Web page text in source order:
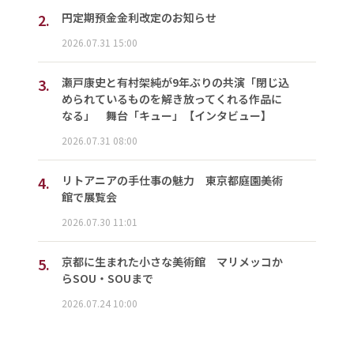
2. 円定期預金金利改定のお知らせ
2026.07.31 15:00
3.
瀬戸康史と有村架純が9年ぶりの共演「閉じ込
められているものを解き放ってくれる作品に
なる」 舞台「キュー」【インタビュー】
2026.07.31 08:00
4.
リトアニアの手仕事の魅力 東京都庭園美術
館で展覧会
2026.07.30 11:01
5.
京都に生まれた小さな美術館 マリメッコか
らSOU・SOUまで
2026.07.24 10:00